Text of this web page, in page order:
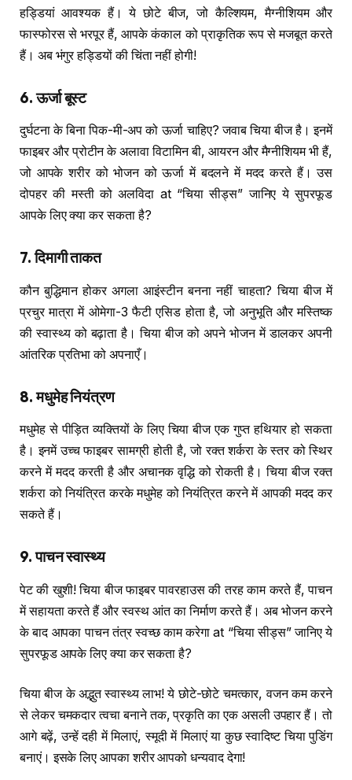
हड्डियां आवश्यक हैं। ये छोटे बीज, जो कैल्शियम, मैग्नीशियम और
फास्फोरस से भरपूर हैं, आपके कंकाल को प्राकृतिक रूप से मजबूत करते
हैं। अब भंगुर हड्डियों की चिंता नहीं होगी!
6.ऊर्जा बूस्ट
दुर्घटना के बिना पिक-मी-अप को ऊर्जा चाहिए? जवाब चिया बीज है। इनमें
फाइबर और प्रोटीन के अलावा विटामिन बी, आयरन और मैग्नीशियम भी हैं,
जो आपके शरीर को भोजन को ऊर्जा में बदलने में मदद करते हैं। उस
दोपहर की मस्ती को अलविदा at “चिया सीड्स” जानिए ये सुपरफूड
आपके लिए क्या कर सकता है?
7.दिमागी ताकत
कौन बुद्धिमान होकर अगला आइंस्टीन बनना नहीं चाहता? चिया बीज में
प्रचुर मात्रा में ओमेगा-3 फैटी एसिड होता है, जो अनुभूति और मस्तिष्क
की स्वास्थ्य को बढ़ाता है। चिया बीज को अपने भोजन में डालकर अपनी
आंतरिक प्रतिभा को अपनाएँ।
8.मधुमेह नियंत्रण
मधुमेह से पीड़ित व्यक्तियों के लिए चिया बीज एक गुप्त हथियार हो सकता
है। इनमें उच्च फाइबर सामग्री होती है, जो रक्त शर्करा के स्तर को स्थिर
करने में मदद करती है और अचानक वृद्धि को रोकती है। चिया बीज रक्त
शर्करा को नियंत्रित करके मधुमेह को नियंत्रित करने में आपकी मदद कर
सकते हैं।
9.पाचन स्वास्थ्य
पेट की खुशी! चिया बीज फाइबर पावरहाउस की तरह काम करते हैं, पाचन
में सहायता करते हैं और स्वस्थ आंत का निर्माण करते हैं। अब भोजन करने
के बाद आपका पाचन तंत्र स्वच्छ काम करेगा at “चिया सीड्स” जानिए ये
सुपरफूड आपके लिए क्या कर सकता है?
चिया बीज के अद्भुत स्वास्थ्य लाभ! ये छोटे-छोटे चमत्कार, वजन कम करने
से लेकर चमकदार त्वचा बनाने तक, प्रकृति का एक असली उपहार हैं। तो
आगे बढ़ें, उन्हें दही में मिलाएं, स्मूदी में मिलाएं या कुछ स्वादिष्ट चिया पुडिंग
बनाएं। इसके लिए आपका शरीर आपको धन्यवाद देगा!